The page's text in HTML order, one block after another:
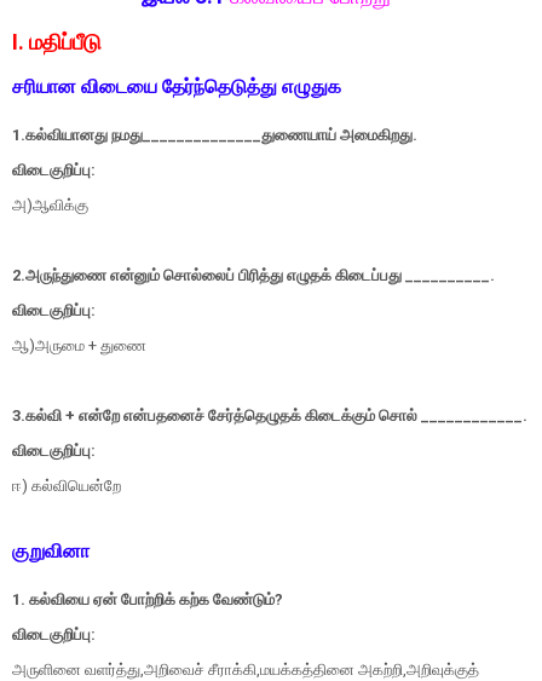
I. மதிப்பீடு
சரியான விடையை தேர்ந்தெடுத்து எழுதுக
1.கல்வியானது நமது
துணையாய் அமைகிறது.
விடைகுறிப்பு:
அ)ஆவிக்கு
2.அருந்துணை என்னும் சொல்லைப் பிரித்து எழுதக் கிடைப்பது
.
விடைகுறிப்பு:
ஆ)அருமை + துணை
3.கல்வி + என்றே என்பதனைச் சேர்த்தெழுதக் கிடைக்கும் சொல்
.
விடைகுறிப்பு:
ஈ) கல்வியென்றே
குறுவினா
1. கல்வியை ஏன் போற்றிக் கற்க வேண்டும்?
விடைகுறிப்பு:
அருளினை வளர்த்து,அறிவைச் சீராக்கி,மயக்கத்தினை அகற்றி,அறிவுக்குத்